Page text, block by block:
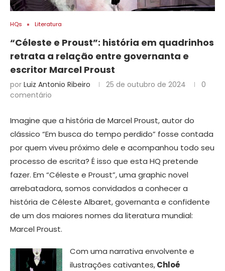
HQs Literatura
“Céleste e Proust”: história em quadrinhos
retrata a relação entre governanta e
escritor Marcel Proust
por Luiz Antonio Ribeiro 25 de outubro de 2024
0
comentário
Imagine que a história de Marcel Proust, autor do
clássico “Em busca do tempo perdido” fosse contada
por quem viveu próximo dele e acompanhou todo seu
processo de escrita? É isso que esta HQ pretende
fazer. Em “Céleste e Proust”, uma graphic novel
arrebatadora, somos convidados a conhecer a
história de Céleste Albaret, governanta e confidente
de um dos maiores nomes da literatura mundial:
Marcel Proust.
Com uma narrativa envolvente e
ilustrações cativantes,Chloé